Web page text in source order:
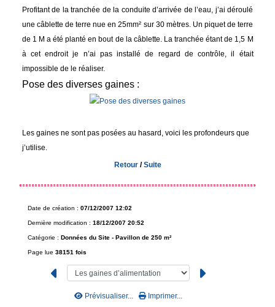
Profitant de la tranchée de la conduite d’arrivée de l’eau, j’ai déroulé
une câblette de terre nue en 25mm² sur 30 mètres. Un piquet de terre
de 1 M a été planté en bout de la câblette. La tranchée étant de 1,5 M
à cet endroit je n’ai pas installé de regard de contrôle, il était
impossible de le réaliser.
Pose des diverses gaines :
Les gaines ne sont pas posées au hasard, voici les profondeurs que
j’utilise.
Retour/Suite
Date de création : 07/12/2007 12:02
Dernière modification : 18/12/2007 20:52
Catégorie : Données du Site - Pavillon de 250 m²
Page lue 38151 fois
Prévisualiser... Imprimer...